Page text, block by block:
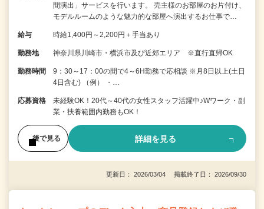
間演出」サービスを行います。 売主様のお部屋のお片付け、
モデルルームのような魅力的な部屋へ演出するお仕事で…
給与 時給1,400円～2,200円＋手当あり
勤務地 神奈川県川崎市・横浜市及び近郊エリア ※直行直帰OK
勤務時間
9：30～17：00の間で4～6H勤務で応相談 ※月8日以上(土日
4日含む) （例） ・…
応募資格
未経験OK！20代～40代の女性スタッフ活躍中♪Wワーク・副
業・扶養範囲内勤務もOK！
後で見る 詳細を見る
更新日： 2026/03/04 掲載終了日： 2026/09/30